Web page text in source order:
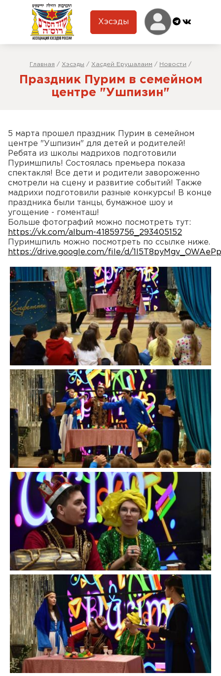
Хэсэды
Главная / Хэсэды / Хасдей Ерушалаим / Новости /
Праздник Пурим в семейном
центре "Ушпизин"
5 марта прошел праздник Пурим в семейном
центре "Ушпизин" для детей и родителей!
Ребята из школы мадрихов подготовили
Пуримшпиль! Состоялась премьера показа
спектакля! Все дети и родители завороженно
смотрели на сцену и развитие событий! Также
мадрихи подготовили разные конкурсы! В конце
праздника были танцы, бумажное шоу и
угощение - гоменташ!
Больше фотографий можно посмотреть тут:
https://vk.com/album-41859756_293405152
Пуримшпиль можно посмотреть по ссылке ниже.
https://drive.google.com/file/d/